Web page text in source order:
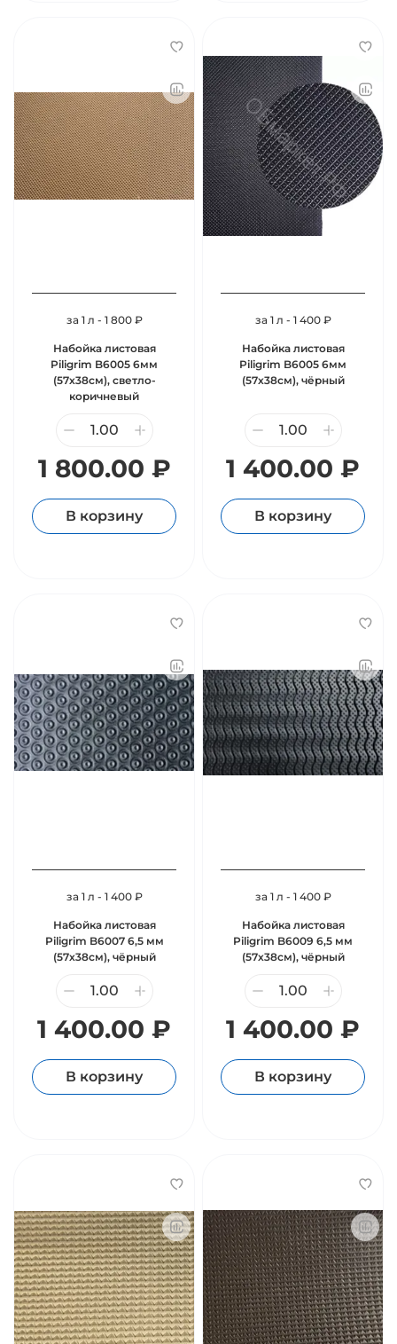
за 1 л - 1 800 ₽
Набойка листовая
Piligrim B6005 6мм
(57х38см), светло-
коричневый
1 800.00 ₽
В корзину
за 1 л - 1 400 ₽
Набойка листовая
Piligrim B6005 6мм
(57х38см), чёрный
1 400.00 ₽
В корзину
за 1 л - 1 400 ₽
Набойка листовая
Piligrim B6007 6,5 мм
(57х38см), чёрный
1 400.00 ₽
В корзину
за 1 л - 1 400 ₽
Набойка листовая
Piligrim B6009 6,5 мм
(57х38см), чёрный
1 400.00 ₽
В корзину